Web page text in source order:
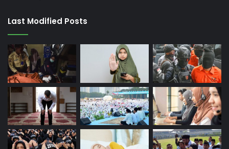
Last Modified Posts